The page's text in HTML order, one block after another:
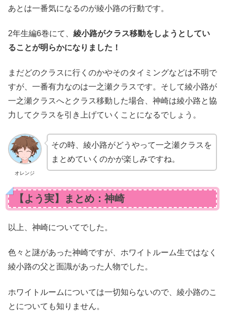
あとは一番気になるのが綾小路の行動です。
2年生編6巻にて、 綾小路がクラス移動をしようとしてい
ることが明らかになりました！
まだどのクラスに行くのかやそのタイミングなどは不明で
すが、一番有力なのは一之瀬クラスです。そして綾小路が
一之瀬クラスへとクラス移動した場合、神崎は綾小路と協
力してクラスを引き上げていくことになるでしょう。
オレンジ
その時、綾小路がどうやって一之瀬クラスを
まとめていくのかが楽しみですね。
【よう実】まとめ：神崎
以上、神崎についてでした。
色々と謎があった神崎ですが、ホワイトルーム生ではなく
綾小路の父と面識があった人物でした。
ホワイトルームについては一切知らないので、綾小路のこ
とについても知りません。